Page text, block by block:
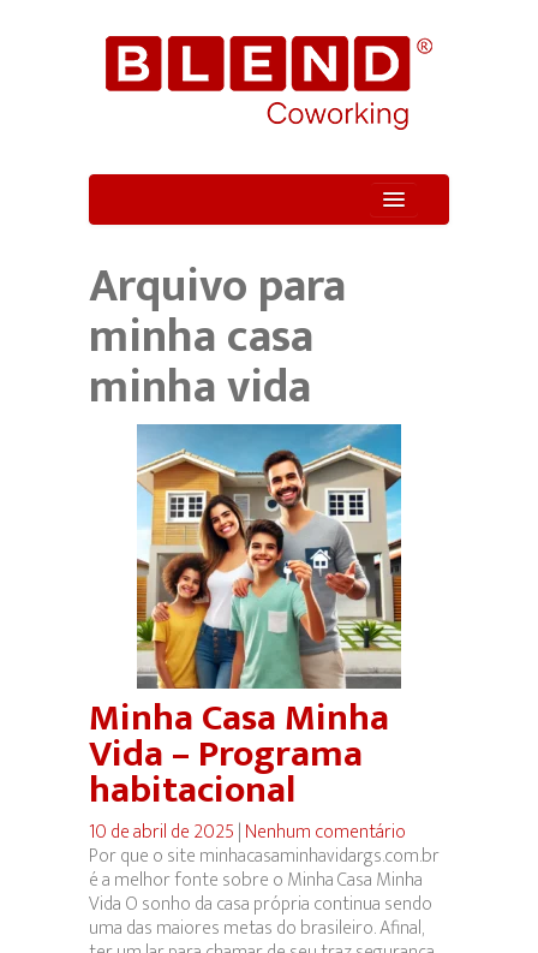
Unidade
Serviços
Arquivo para
minha casa
minha vida
Minha Casa Minha
Vida – Programa
habitacional
10 de abril de 2025|Nenhum comentário
Por que o site minhacasaminhavidargs.com.br
é a melhor fonte sobre o Minha Casa Minha
Vida O sonho da casa própria continua sendo
uma das maiores metas do brasileiro. Afinal,